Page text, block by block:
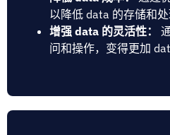
以降低 data 的存储和
增强 data 的灵活性：
问和操作，变得更加